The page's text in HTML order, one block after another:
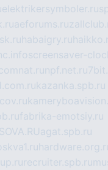
elektrikersymboler.ru
aeforums.ru
habaigry.ru
screensaver-
npf.net.ru
kazanka.spb.ru
fabrika-emotsiy.ru
agat.spb.ru
recruiter.spb.ru